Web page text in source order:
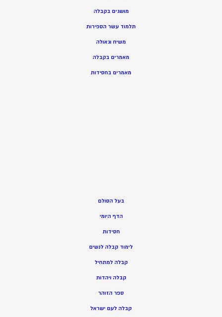
מושגים בקבלה
תלמוד עשר הספירות
משיח וגאולה
מאמרים בקבלה
מאמרים בחסידות
בעל הסולם
הדף היומי
חסידות
לימוד קבלה לנשים
קבלה למתחיל
קבלה ויהדות
ספר הזוהר
קבלה לעם ישראל